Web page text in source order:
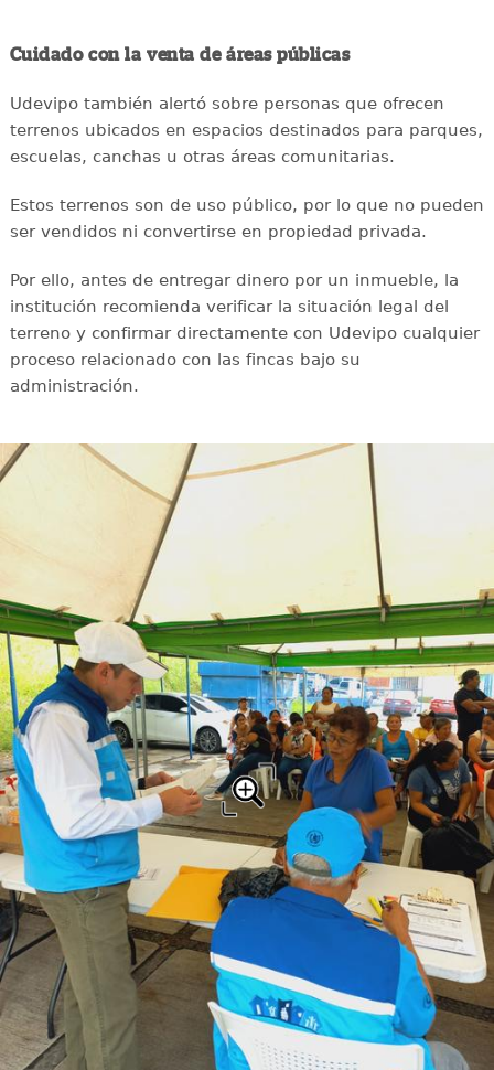
Cuidado con la venta de áreas públicas
Udevipo también alertó sobre personas que ofrecen
terrenos ubicados en espacios destinados para parques,
escuelas, canchas u otras áreas comunitarias.
Estos terrenos son de uso público, por lo que no pueden
ser vendidos ni convertirse en propiedad privada.
Por ello, antes de entregar dinero por un inmueble, la
institución recomienda verificar la situación legal del
terreno y confirmar directamente con Udevipo cualquier
proceso relacionado con las fincas bajo su
administración.